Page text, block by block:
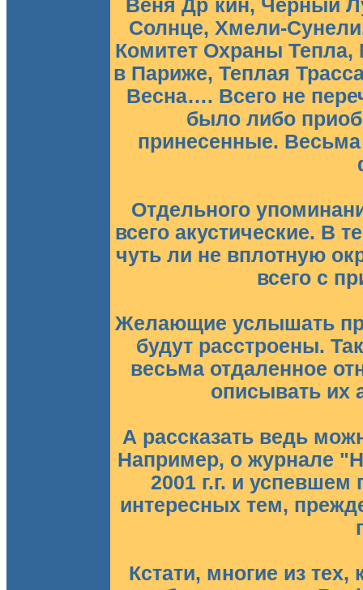
Веня Др`кин, Черный
Солнце, Хмели-
Комитет Охраны Тепла,
в Париже, Теплая
Весна…. Всего не
было либо
принесенные.
Отдельного
всего акустические. В
чуть ли не вплотную
всего с
Желающие услышать
будут расстроены.
весьма отдаленное
описывать их
А рассказать ведь
Например, о журнале
2001 г.г. и
интересных тем,
Кстати, многие из